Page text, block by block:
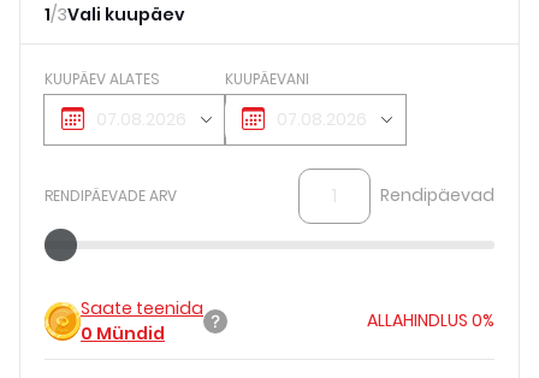
1/3Vali kuupäev
KUUPÄEV ALATES KUUPÄEVANI
RENDIPÄEVADE ARV Rendipäevad
Saate teenida
0 Mündid
ALLAHINDLUS 0%